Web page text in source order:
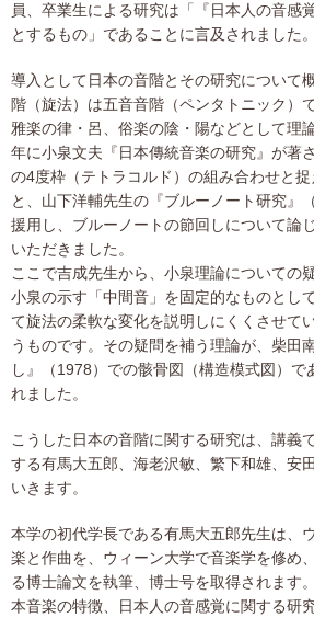
員、卒業生による研究は「『日本人の音感
とするもの」であることに言及されました。
導入として日本の音階とその研究について
階（旋法）は五音音階（ペンタトニック）
雅楽の律・呂、俗楽の陰・陽などとして理
年に小泉文夫『日本傳統音楽の研究』が著
の4度枠（テトラコルド）の組み合わせと
と、山下洋輔先生の『ブルーノート研究』
援用し、ブルーノートの節回しについて論
いただきました。
ここで吉成先生から、小泉理論についての
小泉の示す「中間音」を固定的なものとし
て旋法の柔軟な変化を説明しにくくさせて
うものです。その疑問を補う理論が、柴田
し』（1978）での骸骨図（構造模式図）で
れました。
こうした日本の音階に関する研究は、講義
する有馬大五郎、海老沢敏、繁下和雄、安
いきます。
本学の初代学長である有馬大五郎先生は、
楽と作曲を、ウィーン大学で音楽学を修め
る博士論文を執筆、博士号を取得されます
本音楽の特徴、日本人の音感覚に関する研